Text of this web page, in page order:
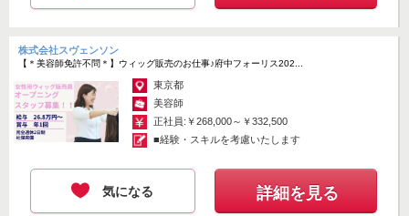
株式会社スヴェンソン
【＊美容師免許不問＊】ウィッグ販売のお仕事♪府中フォーリス202...
東京都
美容師
正社員:￥268,000～￥332,500
■経験・スキルを考慮いたします
気になる 詳細を見る